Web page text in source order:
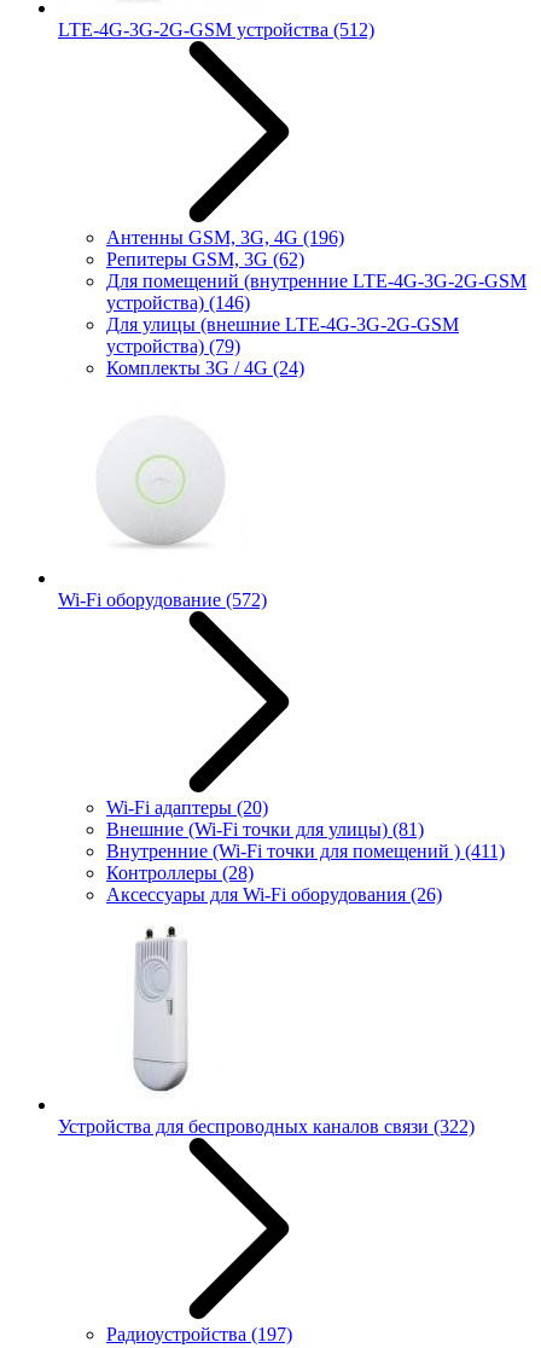
LTE-4G-3G-2G-GSM устройства (512)
Антенны GSM, 3G, 4G (196)
Репитеры GSM, 3G (62)
Для помещений (внутренние LTE-4G-3G-2G-GSM
устройства) (146)
Для улицы (внешние LTE-4G-3G-2G-GSM
устройства) (79)
Комплекты 3G / 4G (24)
Wi-Fi оборудование (572)
Wi-Fi адаптеры (20)
Внешние (Wi-Fi точки для улицы) (81)
Внутренние (Wi-Fi точки для помещений ) (411)
Контроллеры (28)
Аксессуары для Wi-Fi оборудования (26)
Устройства для беспроводных каналов связи (322)
Радиоустройства (197)